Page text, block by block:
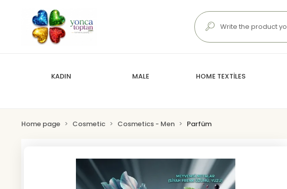
KADIN MALE HOME TEXTİLES
Home page Cosmetic Cosmetics - Men Parfüm